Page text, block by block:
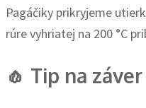
Pagáčiky prikryjeme
rúre vyhriatej na 200 °C
🧄 Tip na záver